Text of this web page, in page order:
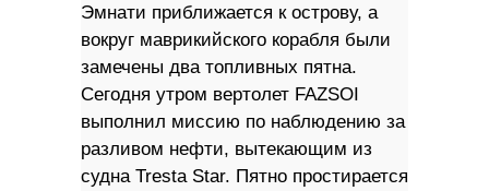
Эмнати приближается к острову, а
вокруг маврикийского корабля были
замечены два топливных пятна.
Сегодня утром вертолет FAZSOI
выполнил миссию по наблюдению за
разливом нефти, вытекающим из
судна Tresta Star. Пятно простирается